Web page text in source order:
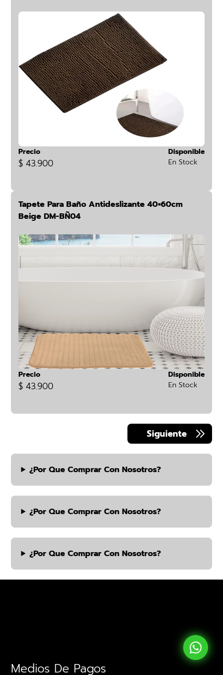
Precio
$ 43.900
Disponible
En Stock
Tapete Para Baño Antideslizante 40×60cm
Beige DM-BÑ04
Precio
$ 43.900
Disponible
En Stock
¿por Que Comprar Con Nosotros?
¿por Que Comprar Con Nosotros?
¿por Que Comprar Con Nosotros?
Medios De Pagos